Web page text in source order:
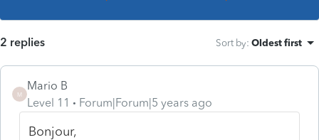
2 replies Sort by: Oldest first
M
Mario B
Level 11
Forum|Forum|5 years ago
Bonjour,